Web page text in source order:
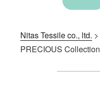
Nitas Tessile co., ltd. >
PRECIOUS Collection